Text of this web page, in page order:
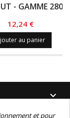
- GAMME 280
Prix
12,24 €
au panier

et pour